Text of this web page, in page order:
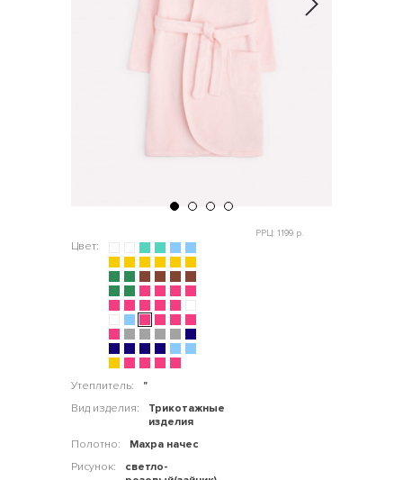
Цвет:
Утеплитель:
"
Вид изделия:
Трикотажные
изделия
Полотно:
Махра начес
Рисунок:
светло-
РРЦ: 1199 р.